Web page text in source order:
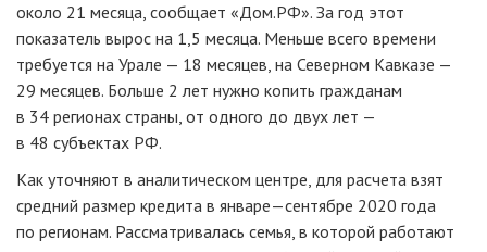
около 21 месяца, сообщает «Дом.РФ». За год этот
показатель вырос на 1,5 месяца. Меньше всего времени
требуется на Урале — 18 месяцев, на Северном Кавказе —
29 месяцев. Больше 2 лет нужно копить гражданам
в 34 регионах страны, от одного до двух лет —
в 48 субъектах РФ.
Как уточняют в аналитическом центре, для расчета взят
средний размер кредита в январе—сентябре 2020 года
по регионам. Рассматривалась семья, в которой работают